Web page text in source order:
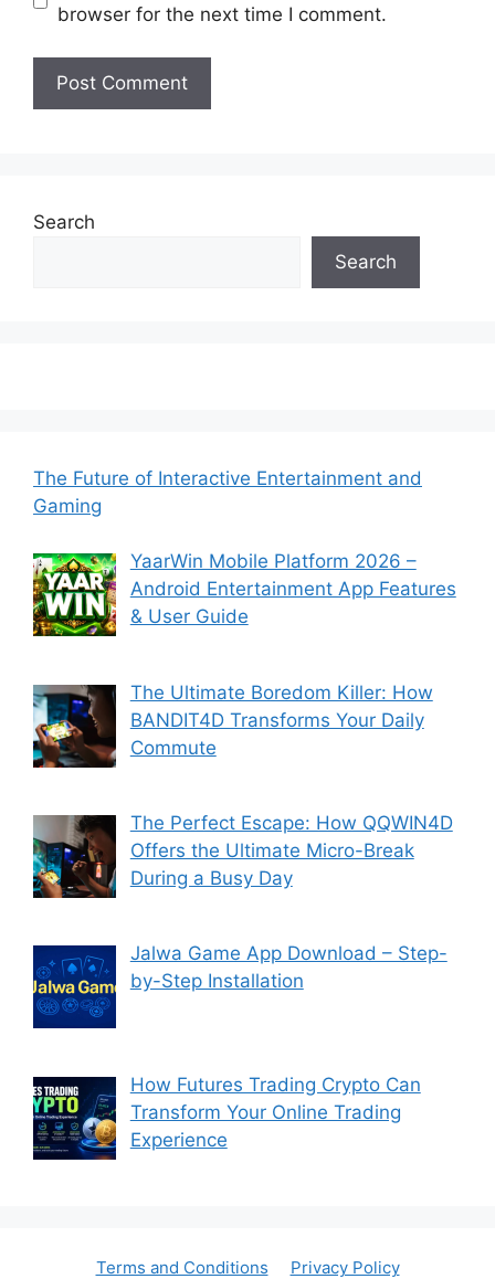
browser for the next time I comment.
Search
Search
The Future of Interactive Entertainment and
Gaming
YaarWin Mobile Platform 2026 –
Android Entertainment App Features
& User Guide
The Ultimate Boredom Killer: How
BANDIT4D Transforms Your Daily
Commute
The Perfect Escape: How QQWIN4D
Offers the Ultimate Micro-Break
During a Busy Day
Jalwa Game App Download – Step-
by-Step Installation
How Futures Trading Crypto Can
Transform Your Online Trading
Experience
Terms and Conditions Privacy Policy